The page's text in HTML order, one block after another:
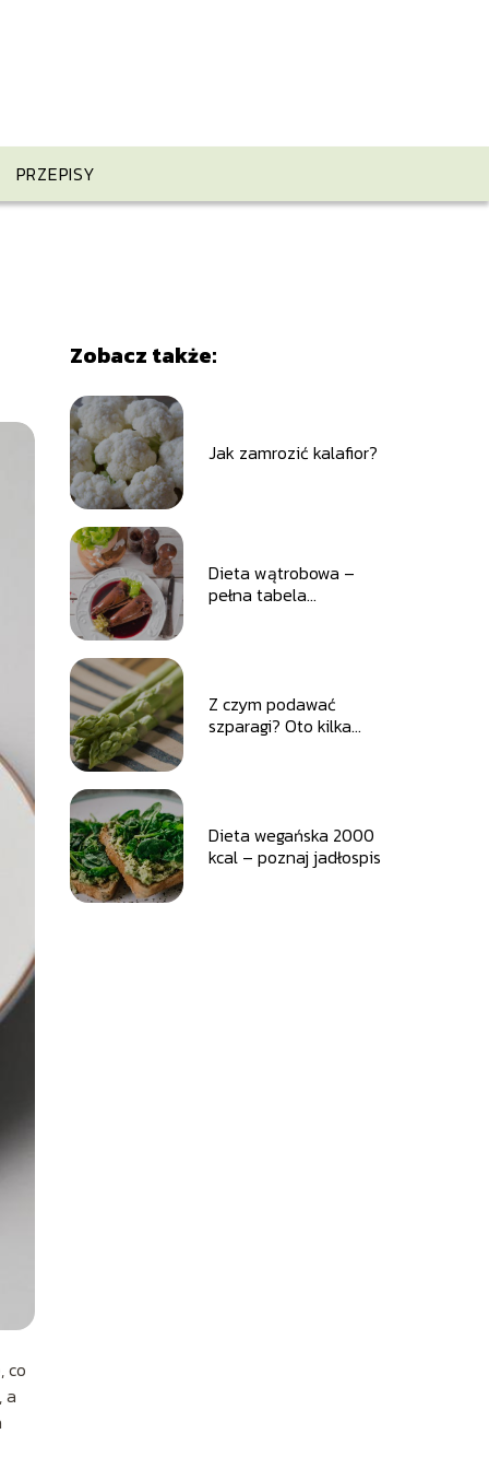
PRZEPISY
co
a
Zobacz także:
Jak zamrozić kalafior?
Dieta wątrobowa –
pełna tabela
Z czym podawać
szparagi? Oto kilka
Dieta wegańska 2000
kcal – poznaj jadłospis